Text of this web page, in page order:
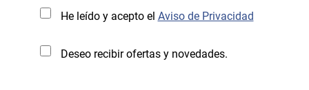
He leído y acepto el Aviso de Privacidad
Deseo recibir ofertas y novedades.